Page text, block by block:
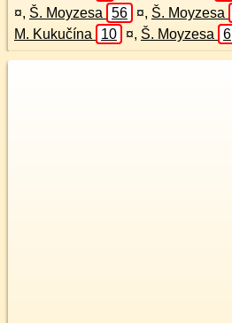
¤, Š. Moyzesa 56 ¤, Š. Moyzesa
M. Kukučína
10 ¤, Š. Moyzesa 6